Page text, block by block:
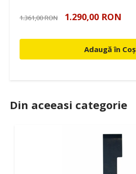
1.361,00 RON 1.290,00 RON
Adaugă în Coș
Din aceeasi categorie